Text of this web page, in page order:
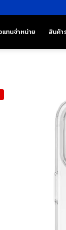
ทนจำหน่าย สินค้า